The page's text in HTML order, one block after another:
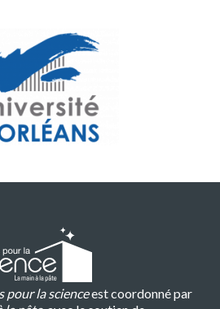
pour la scienceest coordonné par